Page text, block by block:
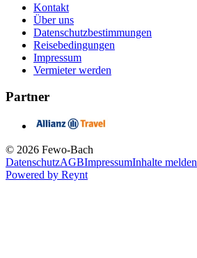
Kontakt
Über uns
Datenschutzbestimmungen
Reisebedingungen
Impressum
Vermieter werden
Partner
© 2026 Fewo-Bach
DatenschutzAGBImpressumInhalte melden
Powered by Reynt